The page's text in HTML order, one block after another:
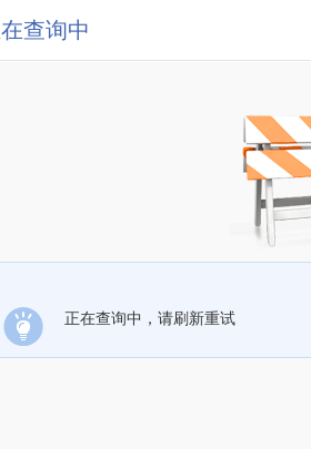
查询中
正在查询中，请刷新重试